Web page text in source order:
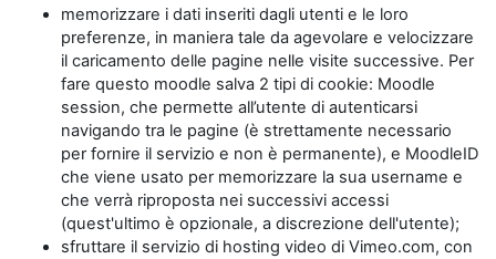
memorizzare i dati inseriti dagli utenti e le loro
preferenze, in maniera tale da agevolare e velocizzare
il caricamento delle pagine nelle visite successive. Per
fare questo moodle salva 2 tipi di cookie: Moodle
session, che permette all’utente di autenticarsi
navigando tra le pagine (è strettamente necessario
per fornire il servizio e non è permanente), e MoodleID
che viene usato per memorizzare la sua username e
che verrà riproposta nei successivi accessi
(quest'ultimo è opzionale, a discrezione dell'utente);
sfruttare il servizio di hosting video di Vimeo.com, con